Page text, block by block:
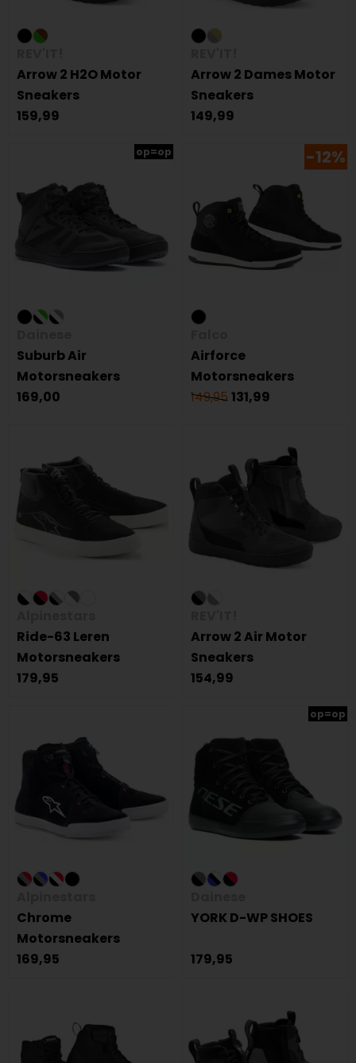
Arrow 2 H2O Motor
Sneakers
159,99
Arrow 2 Dames Motor
Sneakers
149,99
op=op
Suburb Air
Motorsneakers
169,00
-12%
Airforce
Motorsneakers
149,95 131,99
Ride-63 Leren
Motorsneakers
179,95
Arrow 2 Air Motor
Sneakers
154,99
Chrome
Motorsneakers
169,95
op=op
YORK D-WP SHOES
179,95